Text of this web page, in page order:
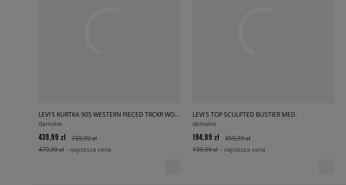
LEVI'S KURTKA 90S WESTERN PIECED TRCKR WORN IN
damskie
439,99 zł
739,99 zł
479,99 zł - najniższa cena
LEVI'S TOP SCULPTED BUSTIER MED.
damskie
194,99 zł
359,99 zł
199,99 zł - najniższa cena